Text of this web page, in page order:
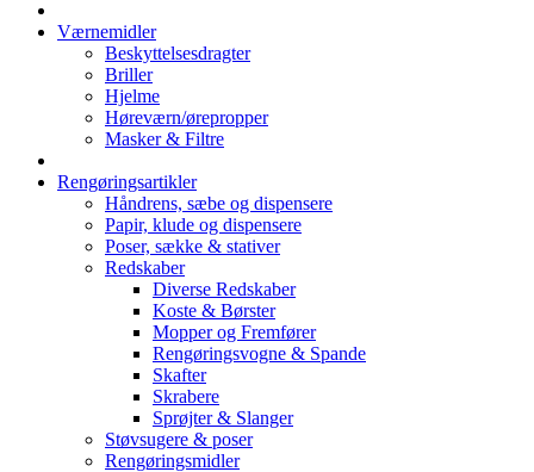
Værnemidler
Beskyttelsesdragter
Briller
Hjelme
Høreværn/ørepropper
Masker & Filtre
Rengøringsartikler
Håndrens, sæbe og dispensere
Papir, klude og dispensere
Poser, sække & stativer
Redskaber
Diverse Redskaber
Koste & Børster
Mopper og Fremfører
Rengøringsvogne & Spande
Skafter
Skrabere
Sprøjter & Slanger
Støvsugere & poser
Rengøringsmidler